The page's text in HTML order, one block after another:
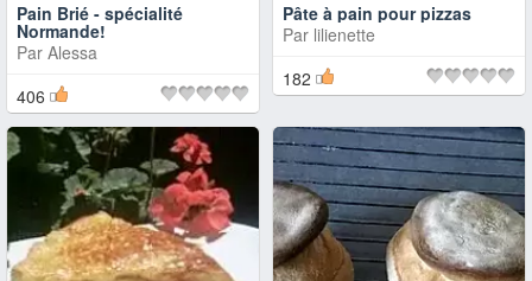
Pain Brié - spécialité
Normande!
Par Alessa
406
Pâte à pain pour pizzas
Par lilienette
182